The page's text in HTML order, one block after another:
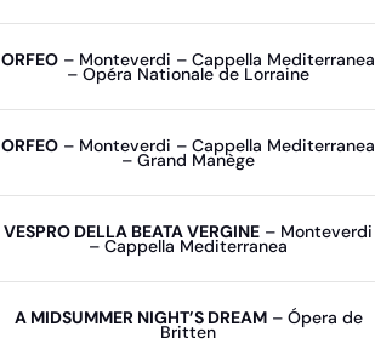
ORFEO – Monteverdi – Cappella Mediterranea
– Opéra Nationale de Lorraine
ORFEO – Monteverdi – Cappella Mediterranea
– Grand Manège
VESPRO DELLA BEATA VERGINE – Monteverdi
– Cappella Mediterranea
A MIDSUMMER NIGHT’S DREAM– Ópera de
Britten